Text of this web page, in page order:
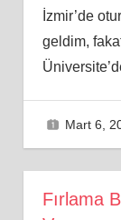
İzmir’de
geldim,
Mart 6,
Fırlama